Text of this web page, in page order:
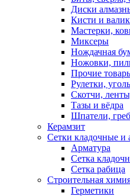
Диски
Кисти и
Мастерки,
Миксеры
Нождачная
Ножовки,
Прочие
Рулетки,
Скотчи,
Тазы и вёдра
Шпатели,
Керамзит
Сетки кладочные и
Арматура
Сетка
Сетка рабица
Строительная
Герметики